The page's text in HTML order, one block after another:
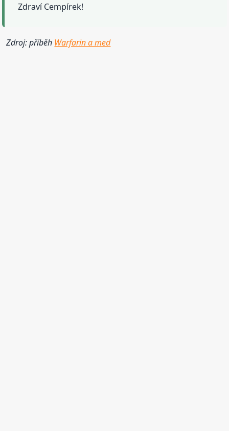
Zdraví Cempírek!
Zdroj: příběh Warfarin a med